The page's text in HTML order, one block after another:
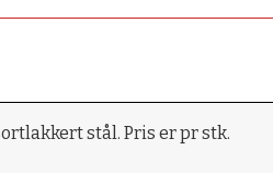
stål. Pris er pr stk.